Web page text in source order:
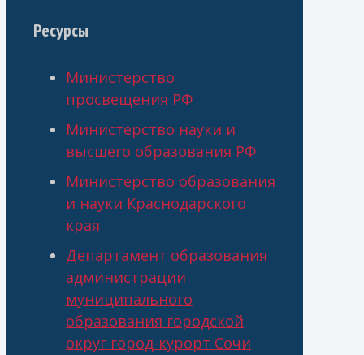
Ресурсы
Министерство
просвещения РФ
Министерство науки и
высшего образования РФ
Министерство образования
и науки Краснодарского
края
Департамент образования
администрации
муниципального
образования городской
округ город-курорт Сочи